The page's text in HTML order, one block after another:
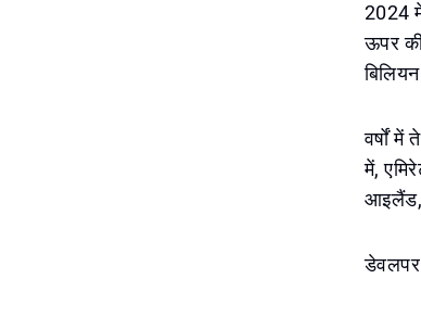
2024
ऊपर
वर्षों
में,
आइलैंड,
डेवलपर